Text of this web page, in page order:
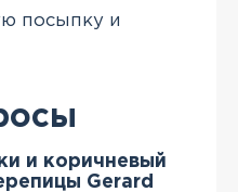
посыпку и
и коричневый
Gerard